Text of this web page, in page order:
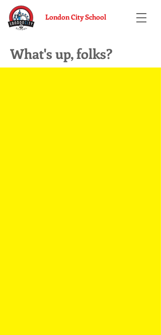
London City School
What's up, folks?